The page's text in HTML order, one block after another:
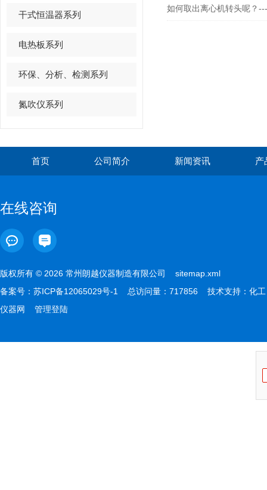
干式恒温器系列
电热板系列
环保、分析、检测系列
氮吹仪系列
如何取出离心机转头呢？
首页 公司简介 新闻资讯 产
在线咨询
版权所有 © 2026 常州朗越仪器制造有限公司 sitemap.xml
备案号： 苏ICP备12065029号-1 总访问量：717856 技术支持： 化工
仪器网
管理登陆